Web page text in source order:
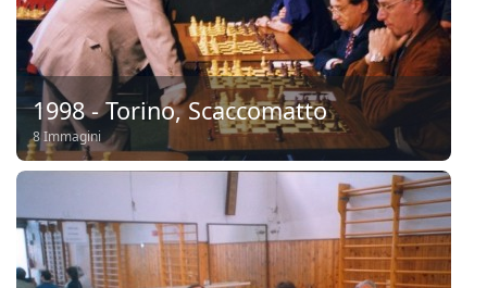
1998 - Torino, Scaccomatto
8 Immagini